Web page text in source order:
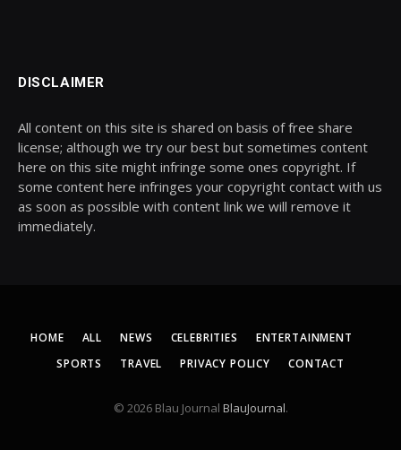
DISCLAIMER
All content on this site is shared on basis of free share
license; although we try our best but sometimes content
here on this site might infringe some ones copyright. If
some content here infringes your copyright contact with us
as soon as possible with content link we will remove it
immediately.
HOME ALL NEWS CELEBRITIES
ENTERTAINMENT
SPORTS
TRAVEL PRIVACY POLICY CONTACT
© 2026 Blau Journal BlauJournal.